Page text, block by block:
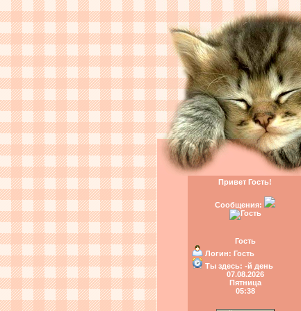
Привет Гость!
Сообщения:
Гость
Логин: Гость
Ты здесь: -й день
07.08.2026
Пятница
05:38